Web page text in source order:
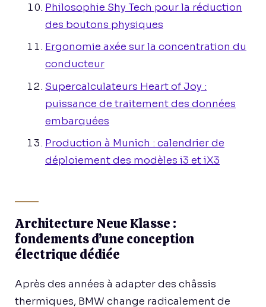
Philosophie Shy Tech pour la réduction
des boutons physiques
Ergonomie axée sur la concentration du
conducteur
Supercalculateurs Heart of Joy :
puissance de traitement des données
embarquées
Production à Munich : calendrier de
déploiement des modèles i3 et iX3
Architecture Neue Klasse :
fondements d’une conception
électrique dédiée
Après des années à adapter des châssis
thermiques, BMW change radicalement de